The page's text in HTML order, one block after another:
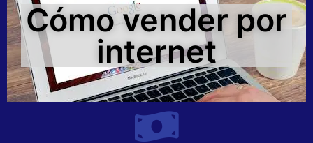
Cómo vender por
internet